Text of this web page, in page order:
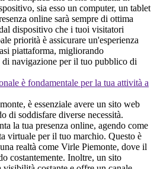
sia esso un computer, un tablet
online sarà sempre di ottima
dispositivo che i tuoi visitatori
priorità è assicurare un'esperienza
piattaforma, migliorando
navigazione per il tuo pubblico di
è fondamentale per la tua attività a
è essenziale avere un sito web
di soddisfare diverse necessità.
la tua presenza online, agendo come
virtuale per il tuo marchio. Questo è
realtà come Virle Piemonte, dove il
costantemente. Inoltre, un sito